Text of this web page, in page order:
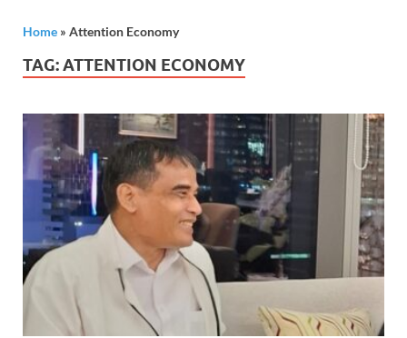
Home » Attention Economy
TAG:ATTENTION ECONOMY